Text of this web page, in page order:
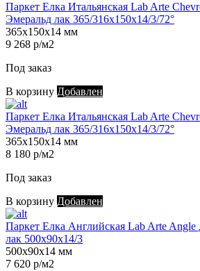
Паркет Елка Итальянская Lab Arte
Эмеральд лак 365/316х150х14/3/72°
365х150х14 мм
9 268 р/м2
Под заказ
В корзину Добавлен
Паркет Елка Итальянская Lab Arte
Эмеральд лак 365/316х150х14/3/72°
365х150х14 мм
8 180 р/м2
Под заказ
В корзину Добавлен
Паркет Елка Английская Lab Arte
лак 500х90х14/3
500х90х14 мм
7 620 р/м2